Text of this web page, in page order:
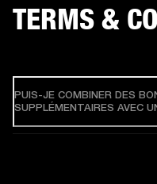
TERMS &
PUIS-JE COMBINER DES
SUPPLÉMENTAIRES AVEC